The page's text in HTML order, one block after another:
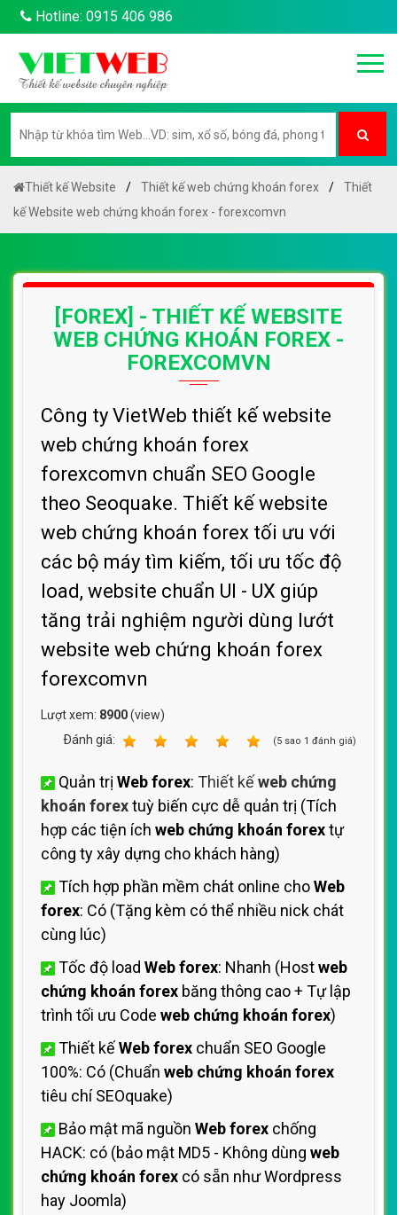
Hotline: 0915 406 986
Thiết kế Website Thiết kế web chứng khoán forex
Thiết
kế Website web chứng khoán forex - forexcomvn
[FOREX] - THIẾT KẾ WEBSITE
WEB CHỨNG KHOÁN FOREX -
FOREXCOMVN
Công ty VietWeb thiết kế website
web chứng khoán forex
forexcomvn chuẩn SEO Google
theo Seoquake. Thiết kế website
web chứng khoán forex tối ưu với
các bộ máy tìm kiếm, tối ưu tốc độ
load, website chuẩn UI - UX giúp
tăng trải nghiệm người dùng lướt
website web chứng khoán forex
forexcomvn
Lượt xem: 8900(view)
Ðánh giá:
(5 sao 1 đánh giá)
Quản trị Web forex: Thiết kếweb chứng
khoán forextuỳ biến cực dễ quản trị (Tích
hợp các tiện ích web chứng khoán forextự
công ty xây dựng cho khách hàng)
Tích hợp phần mềm chát online choWeb
forex: Có (Tặng kèm có thể nhiều nick chát
cùng lúc)
Tốc độ load Web forex: Nhanh (Hostweb
chứng khoán forex băng thông cao + Tự lập
trình tối ưu Code web chứng khoán forex)
Thiết kếWeb forex chuẩn SEO Google
100%: Có (Chuẩn web chứng khoán forex
tiêu chí SEOquake)
Bảo mật mã nguồn Web forex chống
HACK: có (bảo mật MD5 - Không dùng web
chứng khoán forex có sẵn như Wordpress
hay Joomla)